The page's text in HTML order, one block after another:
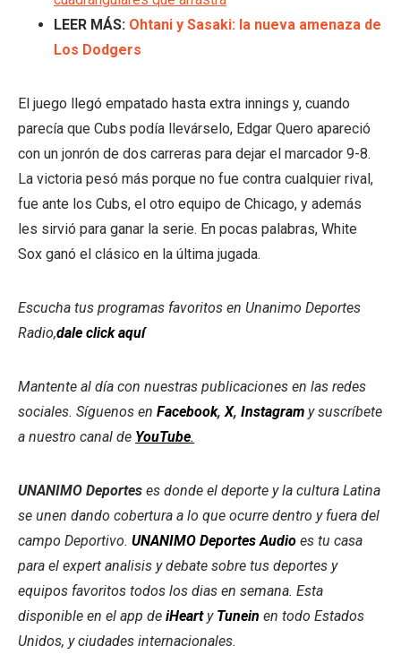
LEER MÁS: Ohtani y Sasaki: la nueva amenaza de
Los Dodgers
El juego llegó empatado hasta extra innings y, cuando
parecía que Cubs podía llevárselo, Edgar Quero apareció
con un jonrón de dos carreras para dejar el marcador 9-8.
La victoria pesó más porque no fue contra cualquier rival,
fue ante los Cubs, el otro equipo de Chicago, y además
les sirvió para ganar la serie. En pocas palabras, White
Sox ganó el clásico en la última jugada.
Escucha tus programas favoritos en Unanimo Deportes
Radio,dale click aquí
Mantente al día con nuestras publicaciones en las redes
sociales. Síguenos en Facebook,X, Instagram y suscríbete
a nuestro canal de YouTube.
UNANIMO Deportes es donde el deporte y la cultura Latina
se unen dando cobertura a lo que ocurre dentro y fuera del
campo Deportivo. UNANIMO Deportes Audio es tu casa
para el expert analisis y debate sobre tus deportes y
equipos favoritos todos los dias en semana. Esta
disponible en el app de iHeart y Tunein en todo Estados
Unidos, y ciudades internacionales.